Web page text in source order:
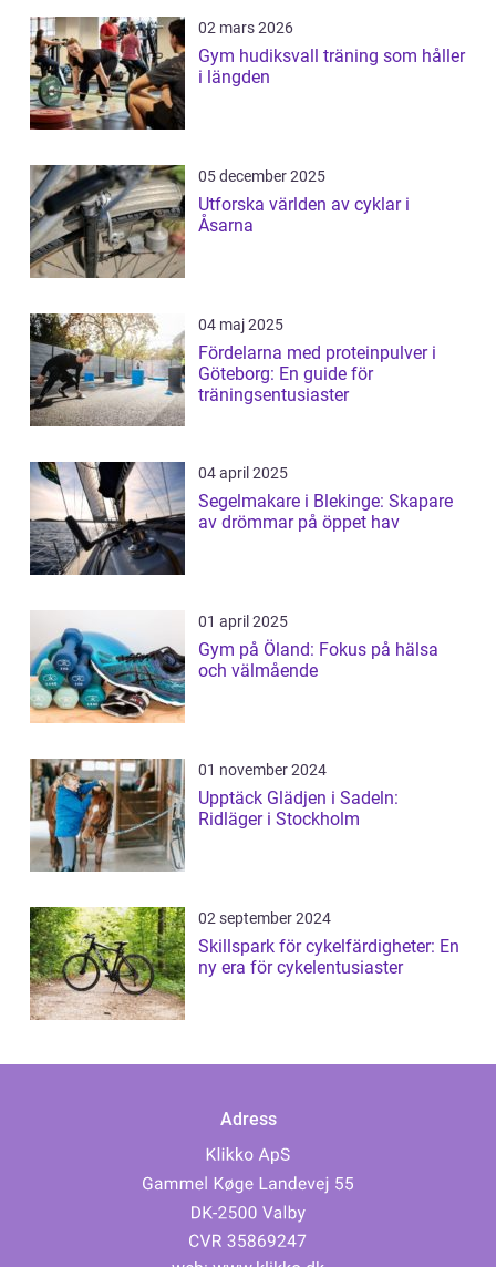
02 mars 2026
Gym hudiksvall träning som håller
i längden
05 december 2025
Utforska världen av cyklar i
Åsarna
04 maj 2025
Fördelarna med proteinpulver i
Göteborg: En guide för
träningsentusiaster
04 april 2025
Segelmakare i Blekinge: Skapare
av drömmar på öppet hav
01 april 2025
Gym på Öland: Fokus på hälsa
och välmående
01 november 2024
Upptäck Glädjen i Sadeln:
Ridläger i Stockholm
02 september 2024
Skillspark för cykelfärdigheter: En
ny era för cykelentusiaster
Adress